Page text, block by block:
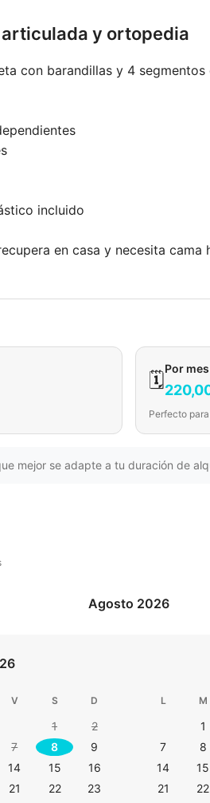
y ortopedia
con barandillas y 4
incluido
en casa y necesita cama
🗓️
Por mes
Perfecto
mejor se adapte a tu duración de
Agosto 2026
V S D
1
2
7 8
9
14 15
16
21 22
23
L M
1
7
8
14
15
21
22